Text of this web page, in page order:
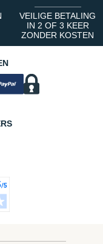
VEILIGE BETALING
IN 2 OF 3 KEER
ZONDER KOSTEN